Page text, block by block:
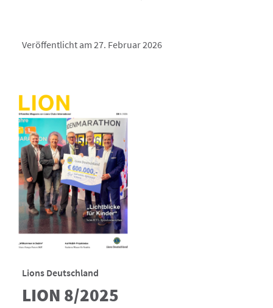
Veröffentlicht am 27. Februar 2026
Lions Deutschland
LION 8/2025